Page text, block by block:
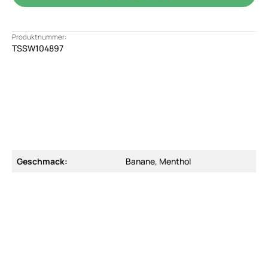
Produktnummer:
TSSW104897
Geschmack: Banane, Menthol